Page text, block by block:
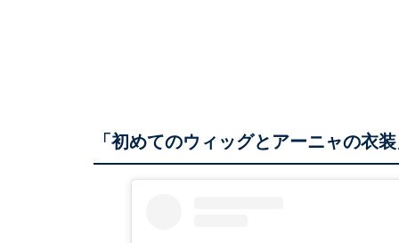
「初めてのウィッグとアーニャの衣